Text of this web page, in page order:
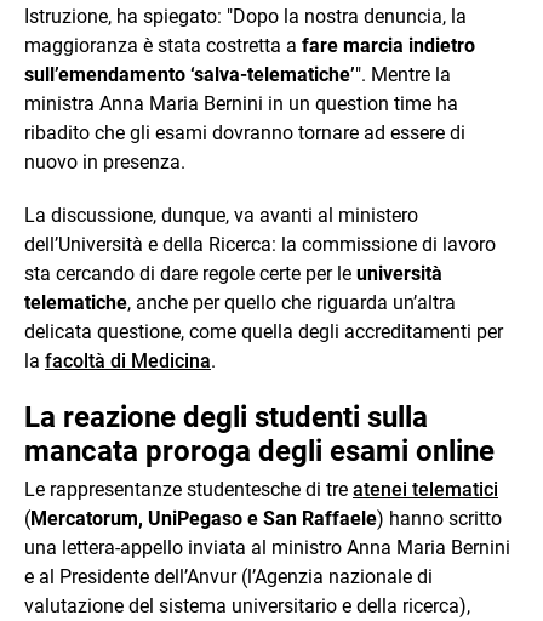
Istruzione, ha spiegato: "Dopo la nostra denuncia, la
maggioranza è stata costretta a fare marcia indietro
sull’emendamento ‘salva-telematiche’". Mentre la
ministra Anna Maria Bernini in un question time ha
ribadito che gli esami dovranno tornare ad essere di
nuovo in presenza.
La discussione, dunque, va avanti al ministero
dell’Università e della Ricerca: la commissione di lavoro
sta cercando di dare regole certe per le università
telematiche, anche per quello che riguarda un’altra
delicata questione, come quella degli accreditamenti per
la facoltà di Medicina.
La reazione degli studenti sulla
mancata proroga degli esami online
Le rappresentanze studentesche di tre atenei telematici
(Mercatorum, UniPegaso e San Raffaele) hanno scritto
una lettera-appello inviata al ministro Anna Maria Bernini
e al Presidente dell’Anvur (l’Agenzia nazionale di
valutazione del sistema universitario e della ricerca),